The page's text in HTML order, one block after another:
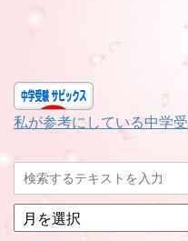
私が参考にしている中学
月
別